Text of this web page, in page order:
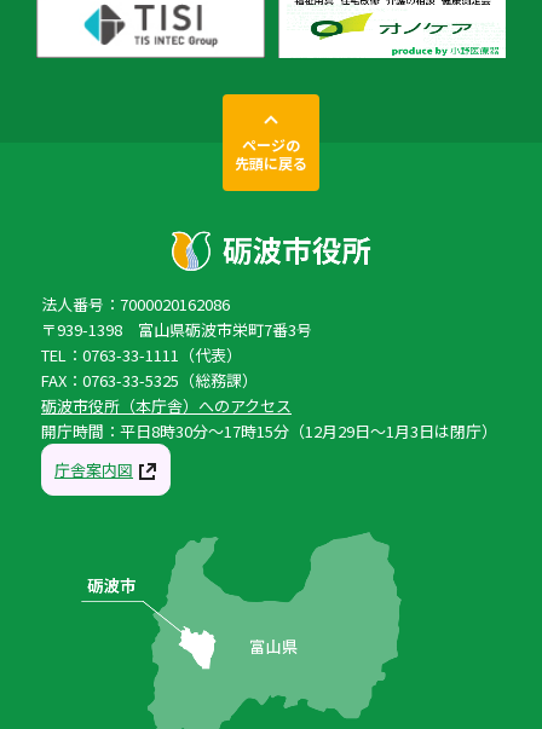
ページの
先頭に戻る
法人番号：7000020162086
〒939-1398 富山県砺波市栄町7番3号
TEL：0763-33-1111（代表）
FAX：0763-33-5325（総務課）
砺波市役所（本庁舎）へのアクセス
開庁時間：平日8時30分〜17時15分（12月29日〜1月3日は閉庁）
庁舎案内図